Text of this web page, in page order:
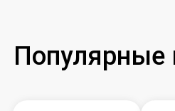
Популярные